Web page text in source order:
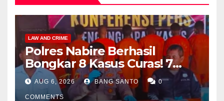
LAW AND CRIME
Polres Nabire Berhasil
Bongkar 8 Kasus Curas! 7
Pelaku Ditangkap, 62 Motor
Kembali Diamankan
AUG 6, 2026 BANG SANTO 0
COMMENTS